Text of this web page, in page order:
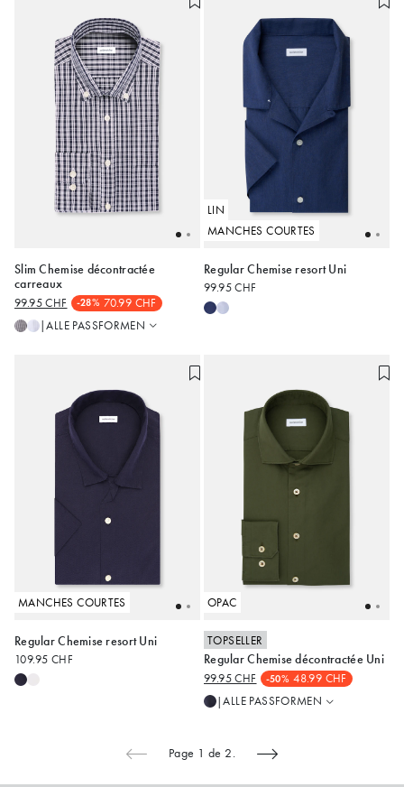
39 41 43 44
Slim
Regular
Slim Chemise décontractée
carreaux
99.95 CHF -28% 70.99 CHF
|ALLE PASSFORMEN
LIN
MANCHES COURTES
Regular Chemise resort Uni
99.95 CHF
MANCHES COURTES
Regular Chemise resort Uni
109.95 CHF
38
48
Slim
OPAC
TOPSELLER
Regular Chemise décontractée Uni
99.95 CHF -50% 48.99 CHF
|ALLE PASSFORMEN
Page 1 de 2.